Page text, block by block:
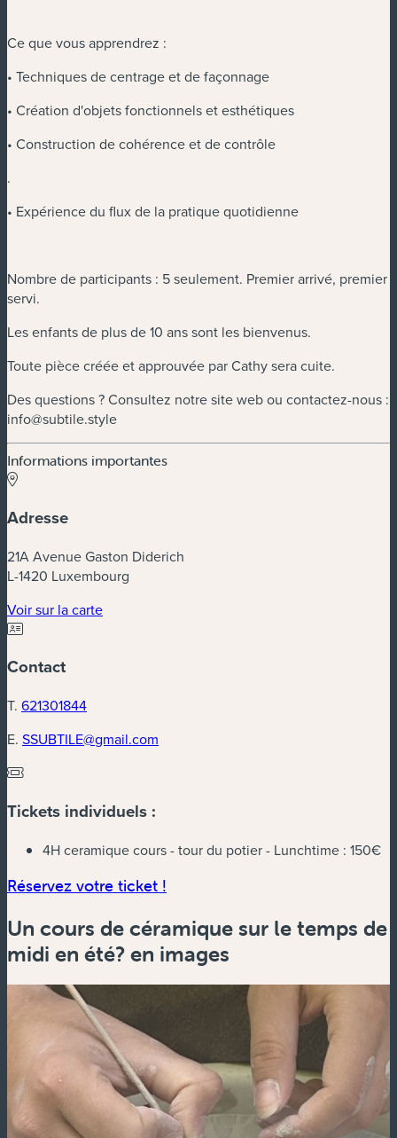
Ce que vous apprendrez :
• Techniques de centrage et de façonnage
• Création d'objets fonctionnels et esthétiques
• Construction de cohérence et de contrôle
.
• Expérience du flux de la pratique quotidienne
Nombre de participants : 5 seulement. Premier arrivé, premier
servi.
Les enfants de plus de 10 ans sont les bienvenus.
Toute pièce créée et approuvée par Cathy sera cuite.
Des questions ? Consultez notre site web ou contactez-nous :
info@subtile.style
Informations importantes
Adresse
21A Avenue Gaston Diderich
L-1420 Luxembourg
Voir sur la carte(nouvelle fenêtre)
Contact
T. 621301844
E. SSUBTILE@gmail.com
Tickets individuels :
4H ceramique cours - tour du potier - Lunchtime : 150€
Réservez votre ticket !
Un cours de céramique sur le temps de
midi en été? en images